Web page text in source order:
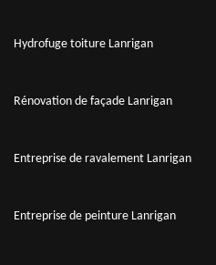
Hydrofuge toiture Lanrigan
Rénovation de façade Lanrigan
Entreprise de ravalement Lanrigan
Entreprise de peinture Lanrigan